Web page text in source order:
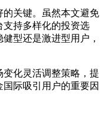
关键。虽然本文避免
支持多样化的投资选
型还是激进型用户，
化灵活调整策略，提
际吸引用户的重要因